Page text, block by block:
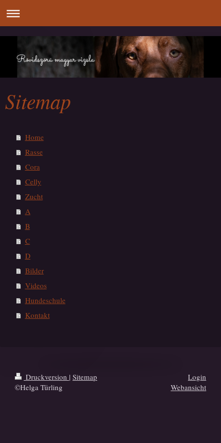
Sitemap
Home
Rasse
Cora
Celly
Zucht
A
B
C
D
Bilder
Videos
Hundeschule
Kontakt
Druckversion | Sitemap
©Helga Türling
Login
Webansicht